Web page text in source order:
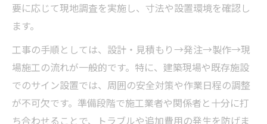
要に応じて現地調査を実施し、寸法や設置環境を確認し
ます。
工事の手順としては、設計・見積もり→発注→製作→現
場施工の流れが一般的です。特に、建築現場や既存施設
でのサイン設置では、周囲の安全対策や作業日程の調整
が不可欠です。準備段階で施工業者や関係者と十分に打
ち合わせることで、トラブルや追加費用の発生を防げま